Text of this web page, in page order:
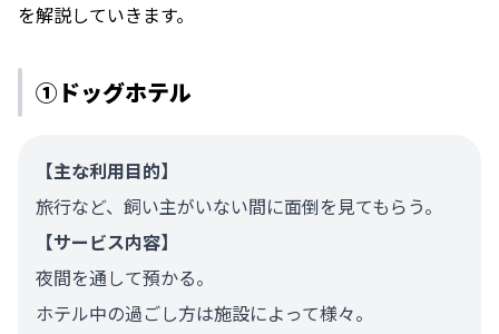
を解説していきます。
①ドッグホテル
【主な利用目的】
旅行など、飼い主がいない間に面倒を見てもらう。
【サービス内容】
夜間を通して預かる。
ホテル中の過ごし方は施設によって様々。